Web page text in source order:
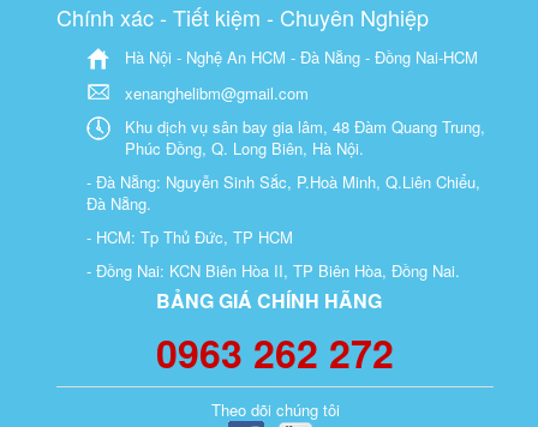
Chính xác - Tiết kiệm - Chuyên Nghiệp
Hà Nội - Nghệ An HCM - Đà Nẵng - Đồng Nai-HCM
xenanghelibm@gmail.com
Khu dịch vụ sân bay gia lâm, 48 Đàm Quang Trung,
Phúc Đồng, Q. Long Biên, Hà Nội.
- Đà Nẵng: Nguyễn Sinh Sắc, P.Hoà Minh, Q.Liên Chiểu,
Đà Nẵng.
- HCM: Tp Thủ Đức, TP HCM
- Đồng Nai: KCN Biên Hòa II, TP Biên Hòa, Đồng Nai.
BẢNG GIÁ CHÍNH HÃNG
0963 262 272
Theo dõi chúng tôi